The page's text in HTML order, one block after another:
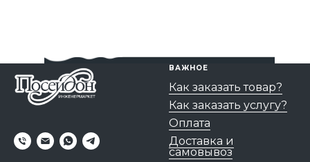
ВАЖНОЕ
Как заказать товар?
Как заказать услугу?
Оплата
Доставка и
самовывоз